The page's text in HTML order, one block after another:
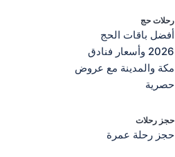
رحلات حج
أفضل باقات الحج
2026 وأسعار فنادق
مكة والمدينة مع عروض
حصرية
حجز رحلات
حجز رحلة عمرة